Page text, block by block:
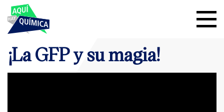
¡La GFP y su magia!